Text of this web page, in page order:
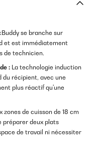
se branche sur
et est immédiatement
de technicien.
: La technologie induction
récipient, avec une
plus réactif qu'une
zones de cuisson de 18 cm
préparer deux plats
de travail ni nécessiter